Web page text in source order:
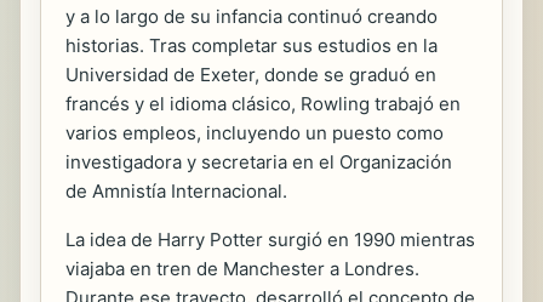
y a lo largo de su infancia continuó creando
historias. Tras completar sus estudios en la
Universidad de Exeter, donde se graduó en
francés y el idioma clásico, Rowling trabajó en
varios empleos, incluyendo un puesto como
investigadora y secretaria en el Organización
de Amnistía Internacional.
La idea de Harry Potter surgió en 1990 mientras
viajaba en tren de Manchester a Londres.
Durante ese trayecto, desarrolló el concepto de